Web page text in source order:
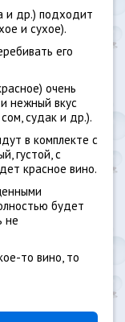
и др.) подходит
и сухое).
его
очень
нежный вкус
судак и др.).
в комплекте с
густой, с
красное вино.
будет
не
то вино, то